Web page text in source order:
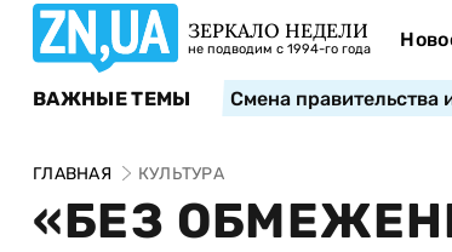
ЗЕРКАЛО НЕДЕЛИ
не подводим с 1994-го года
ВАЖНЫЕ ТЕМЫ Смена правительства
ГЛАВНАЯ КУЛЬТУРА
«БЕЗ